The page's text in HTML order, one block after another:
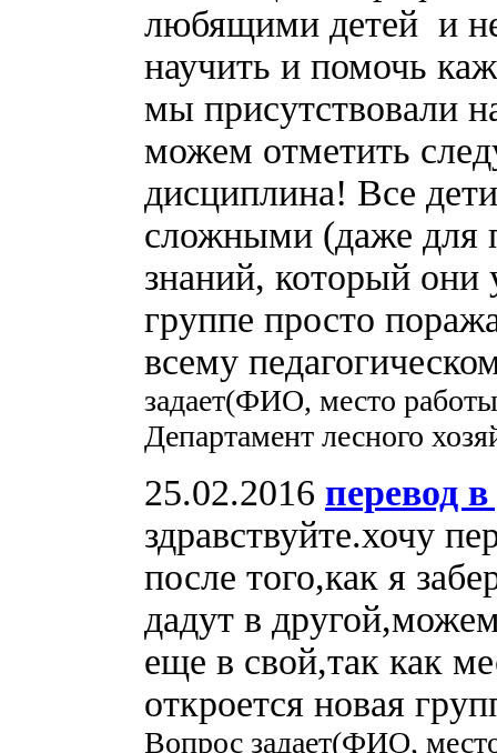
любящими детей и
научить и помочь
мы присутствовали
можем отметить
дисциплина! Все
сложными (даже для
знаний, который они
группе просто
всему
задает(ФИО, место
Департамент лесного
25.02.2016 перевод
здравствуйте.хочу
после того,как я
дадут в
еще в свой,так как
откроется новая
Вопрос задает(ФИО,